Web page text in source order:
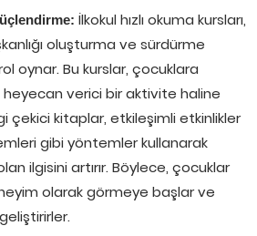
İlkokul hızlı okuma kursları,
oluşturma ve sürdürme
oynar. Bu kurslar, çocuklara
heyecan verici bir aktivite haline
çekici kitaplar, etkileşimli etkinlikler
gibi yöntemler kullanarak
ilgisini artırır. Böylece, çocuklar
olarak görmeye başlar ve
geliştirirler.